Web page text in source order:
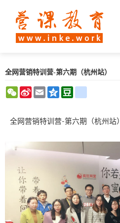
全网营销特训营-第六期（杭州站）
WeChat
Sina
Weibo
EmailQzone
全网营销特训营-第六期（杭州站）